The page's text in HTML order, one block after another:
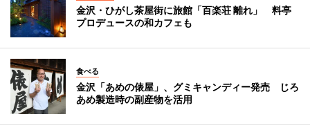
金沢・ひがし茶屋街に旅館「百楽荘 離れ」 料亭
プロデュースの和カフェも
食べる
金沢「あめの俵屋」、グミキャンディー発売 じろ
あめ製造時の副産物を活用